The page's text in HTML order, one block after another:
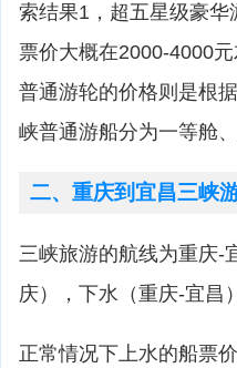
索结果1，超五星级豪
票价大概在2000-4000
普通游轮的价格则是根
峡普通游船分为一等舱
二、重庆到宜昌三峡
三峡旅游的航线为重庆-
庆），下水（重庆-宜昌
正常情况下上水的船票